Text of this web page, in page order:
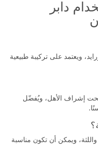
دابر
ويعتمد على تركيبة طبيعية
فوق 6 سنوات تحت إشراف الأهل، ويُفضّل
واللثة، ويمكن أن تكون مناسبة